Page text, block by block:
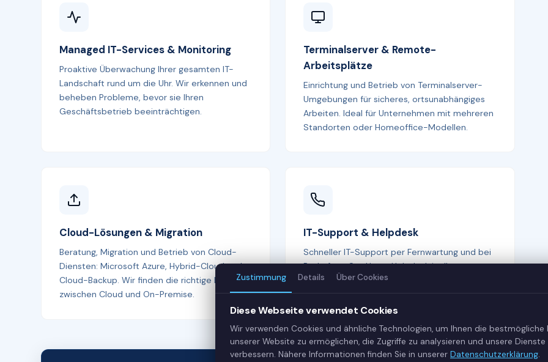
Managed IT-Services & Monitoring
Proaktive Überwachung Ihrer gesamten IT-
Landschaft rund um die Uhr. Wir erkennen und
beheben Probleme, bevor sie Ihren
Geschäftsbetrieb beeinträchtigen.
Terminalserver & Remote-
Arbeitsplätze
Einrichtung und Betrieb von Terminalserver-
Umgebungen für sicheres, ortsunabhängiges
Arbeiten. Ideal für Unternehmen mit mehreren
Standorten oder Homeoffice-Modellen.
Cloud-Lösungen & Migration
Beratung, Migration und Betrieb von Cloud-
Diensten: Microsoft Azure, Hybrid-Cloud und
Cloud-Backup. Wir finden die richtige Balance
zwischen Cloud und On-Premise.
IT-Support & Helpdesk
Schneller IT-Support per Fernwartung und bei
Bedarf vor Ort. Unser Helpdesk ist Ihr erster
Ansprechpartner bei allen IT-Fragen —
Zustimmung Details Über Cookies
Diese Webseite verwendet Cookies
Wir verwenden Cookies und ähnliche Technologien, um Ihnen die bestmögliche
unserer Website zu ermöglichen, die Zugriffe zu analysieren und unsere
verbessern. Nähere Informationen finden Sie in unserer Datenschutzerklärung.